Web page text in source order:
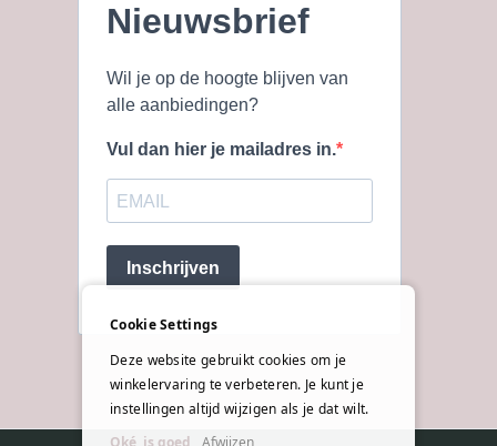
Nieuwsbrief
Wil je op de hoogte blijven van
alle aanbiedingen?
Vul dan hier je mailadres in.
Inschrijven
Cookie Settings
Deze website gebruikt cookies om je
winkelervaring te verbeteren. Je kunt je
instellingen altijd wijzigen als je dat wilt.
Oké, is goed
Afwijzen